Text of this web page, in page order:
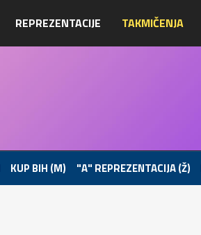
REPREZENTACIJE TAKMIČENJA
KUP BIH (M) "A" REPREZENTACIJA (Ž)